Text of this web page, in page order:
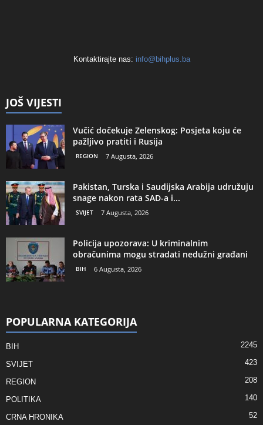
Kontaktirajte nas: info@bihplus.ba
JOŠ VIJESTI
Vučić dočekuje Zelenskog: Posjeta koju će
pažljivo pratiti i Rusija
REGION 7 Augusta, 2026
Pakistan, Turska i Saudijska Arabija udružuju
snage nakon rata SAD-a i...
SVIJET 7 Augusta, 2026
Policija upozorava: U kriminalnim
obračunima mogu stradati nedužni građani
BIH 6 Augusta, 2026
POPULARNA KATEGORIJA
BIH 2245
SVIJET 423
REGION 208
POLITIKA 140
CRNA HRONIKA 52